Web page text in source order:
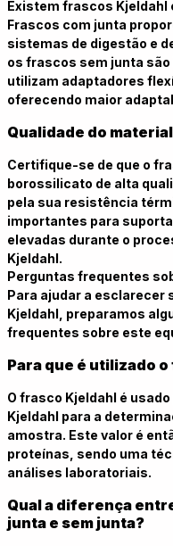
Existem frascos Kjeldahl
Frascos com junta
sistemas de digestão e
os frascos sem junta
utilizam adaptadores
oferecendo maior
Qualidade do material
Certifique-se de que o
borossilicato de alta
pela sua resistência
importantes para
elevadas durante o
Kjeldahl.
Perguntas frequentes
Para ajudar a esclarecer
Kjeldahl, preparamos
frequentes sobre este
Para que é utilizado
O frasco Kjeldahl é
Kjeldahl para a
amostra. Este valor é
proteínas, sendo uma
análises laboratoriais.
Qual a diferença
junta e sem junta?